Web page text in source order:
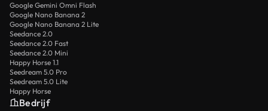
Google Gemini Omni Flash
Google Nano Banana 2
Google Nano Banana 2 Lite
Seedance 2.0
Seedance 2.0 Fast
Seedance 2.0 Mini
Happy Horse 1.1
Seedream 5.0 Pro
Seedream 5.0 Lite
Happy Horse
Bedrijf